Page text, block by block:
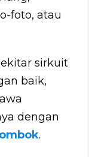
foto, atau
sirkuit
baik,
dengan
.